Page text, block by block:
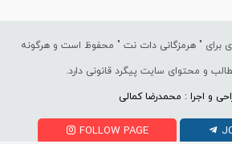
برای " هرمزگانی دات نت " محفوظ است و هرگونه
و محتوای سایت پیگرد قانونی دارد.
و اجرا : محمدرضا کمالی
FOLLOW PAGE